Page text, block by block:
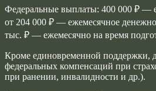
Федеральные выплаты: 400 000 ₽ —
от 204 000 ₽ — ежемесячное
тыс. ₽ — ежемесячно на время
Кроме единовременной поддержки,
федеральных компенсаций при
при ранении, инвалидности и др.).